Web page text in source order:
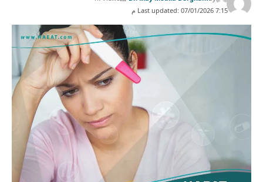
Last updated: 07/01/2026 7:15 م